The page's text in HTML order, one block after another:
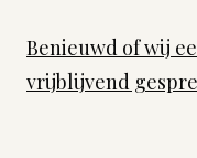
Benieuwd of wij
vrijblijvend